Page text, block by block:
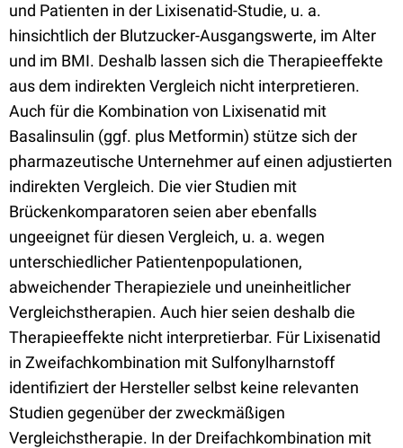
und Patienten in der Lixisenatid-Studie, u. a.
hinsichtlich der Blutzucker-Ausgangswerte, im Alter
und im BMI. Deshalb lassen sich die Therapieeffekte
aus dem indirekten Vergleich nicht interpretieren.
Auch für die Kombination von Lixisenatid mit
Basalinsulin (ggf. plus Metformin) stütze sich der
pharmazeutische Unternehmer auf einen adjustierten
indirekten Vergleich. Die vier Studien mit
Brückenkomparatoren seien aber ebenfalls
ungeeignet für diesen Vergleich, u. a. wegen
unterschiedlicher Patientenpopulationen,
abweichender Therapieziele und uneinheitlicher
Vergleichstherapien. Auch hier seien deshalb die
Therapieeffekte nicht interpretierbar. Für Lixisenatid
in Zweifachkombination mit Sulfonylharnstoff
identifiziert der Hersteller selbst keine relevanten
Studien gegenüber der zweckmäßigen
Vergleichstherapie. In der Dreifachkombination mit